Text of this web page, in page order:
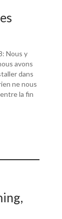
Nous y
avons
dans
ne nous
la fin